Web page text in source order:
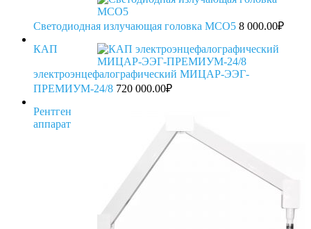
Светодиодная излучающая головка МСО5 8 000.00₽
КАП
электроэнцефалографический МИЦАР-ЭЭГ-
ПРЕМИУМ-24/8 720 000.00₽
Рентген
аппарат